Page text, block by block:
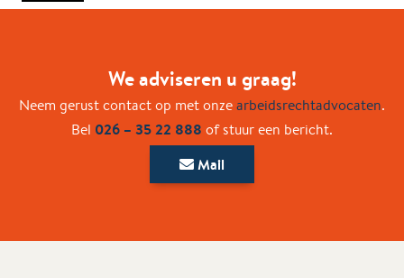
We adviseren u graag!
Neem gerust contact op met onzearbeidsrechtadvocaten.
Bel 026 – 35 22 888 of stuur een bericht.
Mail